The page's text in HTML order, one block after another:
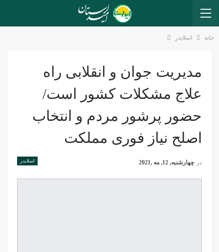
خانه اسلایدر
مدیریت جوان و انقلابی راه
علاج مشکلات کشور است/
حضور پرشور مردم و انتخاب
اصلح نیاز فوری مملکت
اسلایدر در چهارشنبه, 12, مه ,2021